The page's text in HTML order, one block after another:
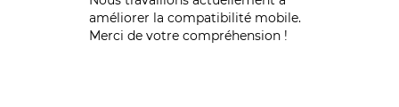
améliorer la compatibilité mobile.
Merci de votre compréhension !